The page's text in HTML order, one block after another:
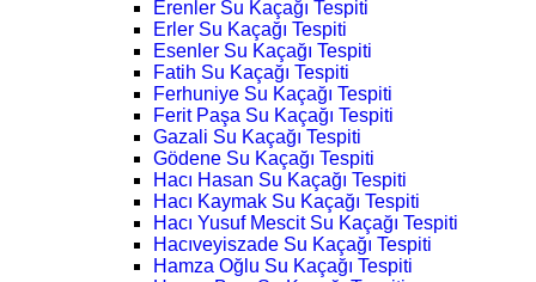
Erenler Su Kaçağı Tespiti
Erler Su Kaçağı Tespiti
Esenler Su Kaçağı Tespiti
Fatih Su Kaçağı Tespiti
Ferhuniye Su Kaçağı Tespiti
Ferit Paşa Su Kaçağı Tespiti
Gazali Su Kaçağı Tespiti
Gödene Su Kaçağı Tespiti
Hacı Hasan Su Kaçağı Tespiti
Hacı Kaymak Su Kaçağı Tespiti
Hacı Yusuf Mescit Su Kaçağı Tespiti
Hacıveyiszade Su Kaçağı Tespiti
Hamza Oğlu Su Kaçağı Tespiti